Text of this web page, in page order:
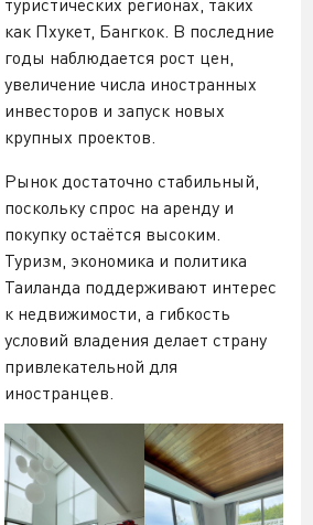
как Пхукет, Бангкок. В последние
годы наблюдается рост цен,
увеличение числа иностранных
инвесторов и запуск новых
крупных проектов.
Рынок достаточно стабильный,
поскольку спрос на аренду и
покупку остаётся высоким.
Туризм, экономика и политика
Таиланда поддерживают интерес
к недвижимости, а гибкость
условий владения делает страну
привлекательной для
иностранцев.